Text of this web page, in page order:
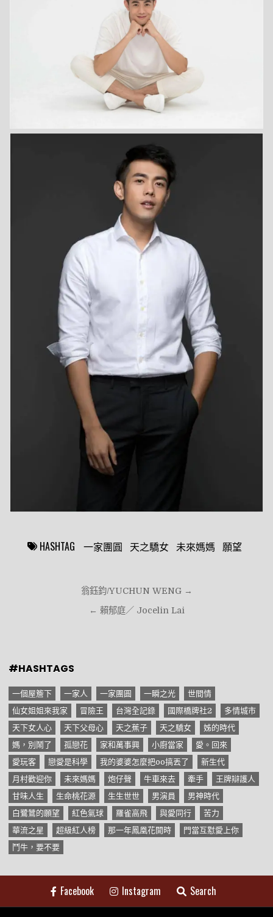
一家團圓 天之驕女 未來媽媽 願望
翁鈺鈞/YUCHUN WENG →
← 賴郁庭／ Jocelin Lai
#HASHTAGS
一個屋簷下 一家人 一家團圓 一瞬之光
世間情
仙女姐姐來我家
冒險王 台灣全記錄 國際橋牌社2
多情城市
天下女人心
天下父母心 天之蕉子 天之驕女
姊的時代
媽，別鬧了
孤戀花 家和萬事興 小廚當家
愛。回來
愛玩客
戀愛是科學 我的婆婆怎麼把oo搞丟了
新生代
月村歡迎你
未來媽媽 炮仔聲 牛車來去 牽手
王牌辯護人
甘味人生
生命桃花源 生生世世 男演員
男神時代
白鷺鷥的願望
紅色氣球 羅雀高飛 與愛同行
苦力
華流之星
超級紅人榜 那一年鳳凰花開時
門當互懟愛上你
鬥牛，要不要
Facebook Instagram Search